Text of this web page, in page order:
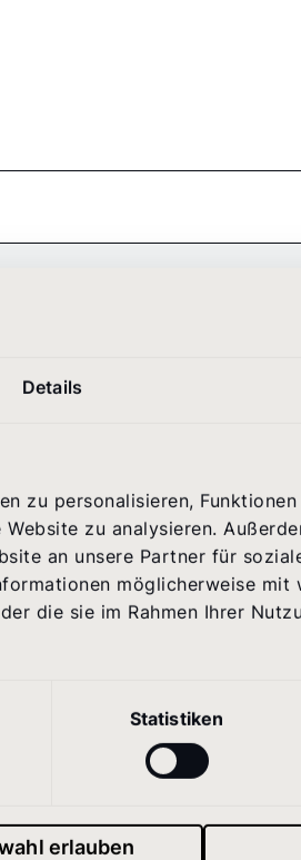
Details
zu personalisieren,
zu analysieren.
an unsere Partner für
möglicherweise mit
die sie im Rahmen Ihrer
Statistiken
erlauben
GmbH
zu „Künstliche Intelligenz
GmbH